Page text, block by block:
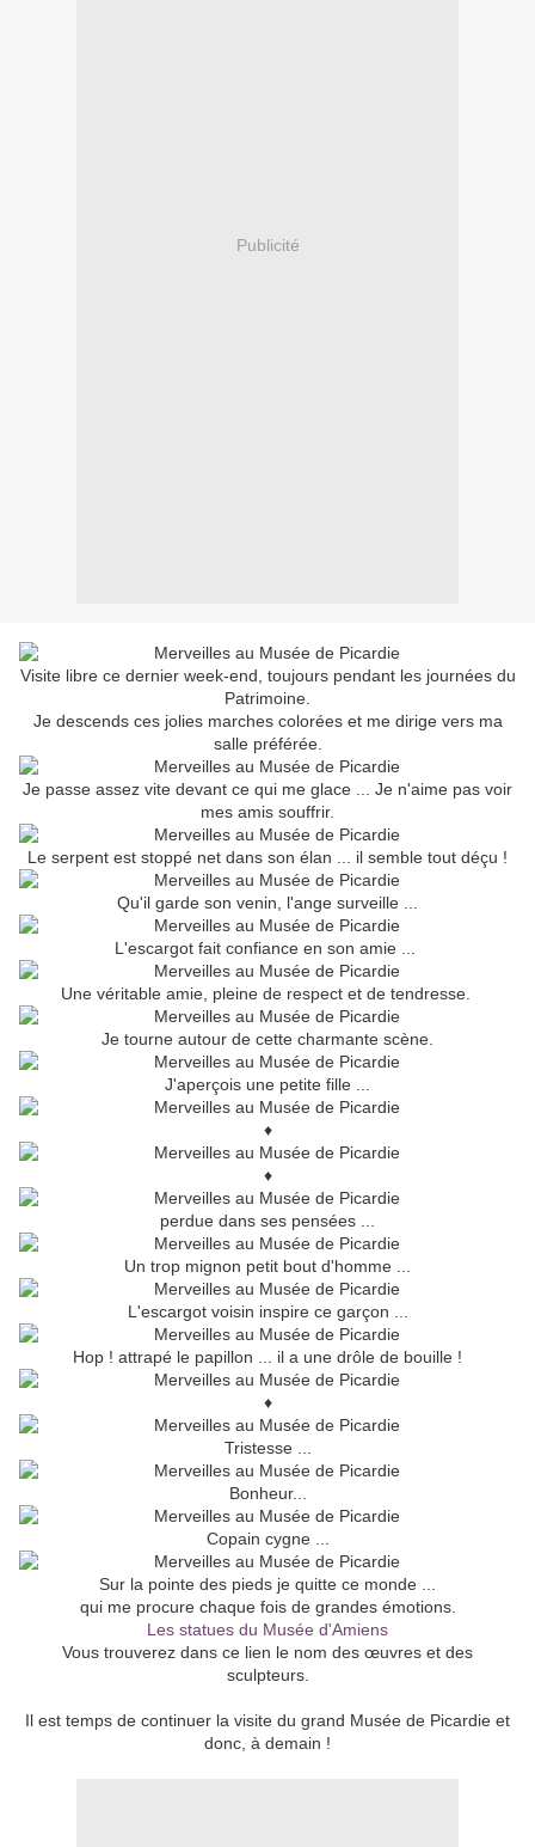
Publicité
Visite libre ce dernier week-end, toujours pendant les journées du
Patrimoine.
Je descends ces jolies marches colorées et me dirige vers ma
salle préférée.
Je passe assez vite devant ce qui me glace ... Je n'aime pas voir
mes amis souffrir.
Le serpent est stoppé net dans son élan ... il semble tout déçu !
Qu'il garde son venin, l'ange surveille ...
L'escargot fait confiance en son amie ...
Une véritable amie, pleine de respect et de tendresse.
Je tourne autour de cette charmante scène.
J'aperçois une petite fille ...
♦
♦
perdue dans ses pensées ...
Un trop mignon petit bout d'homme ...
L'escargot voisin inspire ce garçon ...
Hop ! attrapé le papillon ... il a une drôle de bouille !
♦
Tristesse ...
Bonheur...
Copain cygne ...
Sur la pointe des pieds je quitte ce monde ...
qui me procure chaque fois de grandes émotions.
Les statues du Musée d'Amiens
Vous trouverez dans ce lien le nom des œuvres et des
sculpteurs.
Il est temps de continuer la visite du grand Musée de Picardie et
donc, à demain !